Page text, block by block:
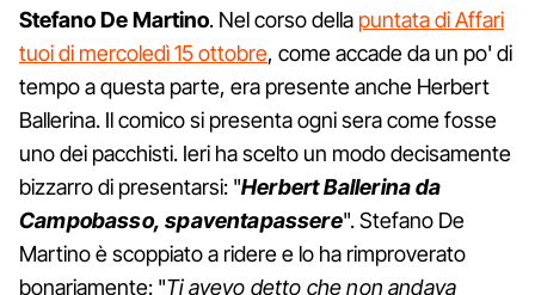
Stefano De Martino. Nel corso della puntata di Affari
tuoi di mercoledì 15 ottobre, come accade da un po' di
tempo a questa parte, era presente anche Herbert
Ballerina. Il comico si presenta ogni sera come fosse
uno dei pacchisti. Ieri ha scelto un modo decisamente
bizzarro di presentarsi: "Herbert Ballerina da
Campobasso, spaventapassere". Stefano De
Martino è scoppiato a ridere e lo ha rimproverato
bonariamente: "Ti avevo detto che non andava